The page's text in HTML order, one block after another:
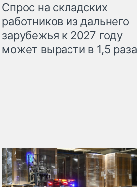
Спрос на складских
работников из дальнего
зарубежья к 2027 году
может вырасти в 1,5 раза